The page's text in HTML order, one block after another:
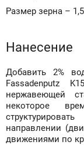
Размер зерна –
Нанесение
Добавить 2%
Fassadenputz
нержавеющей
некоторое
направлении
движениями по